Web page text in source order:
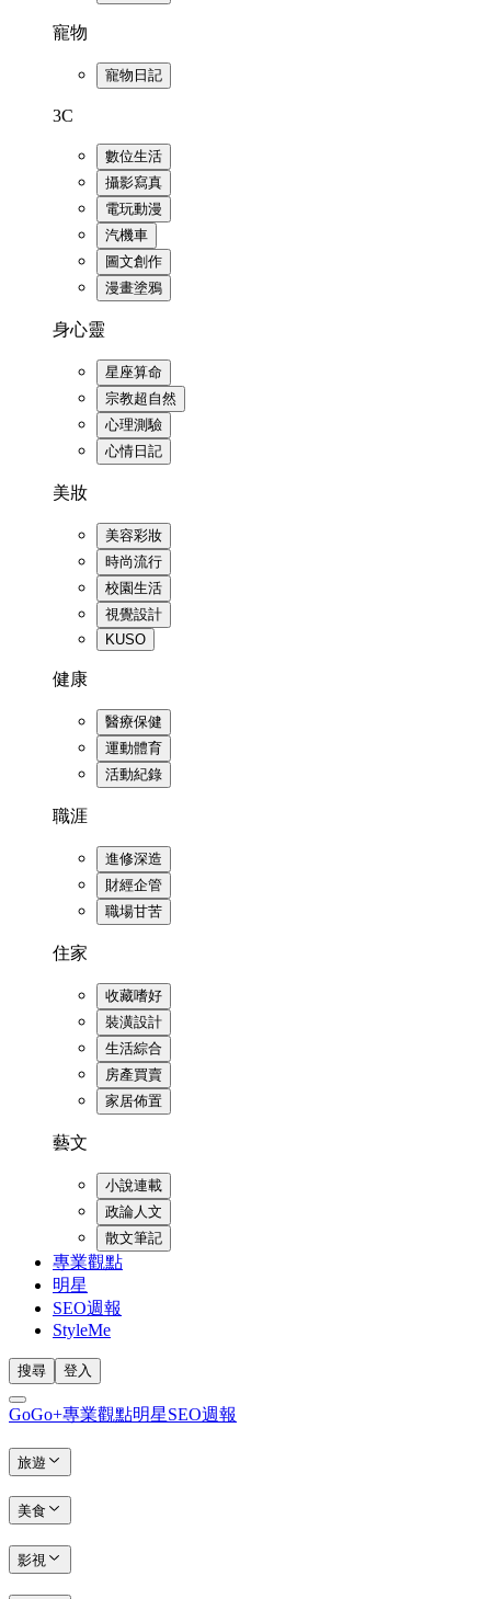
寵物
寵物日記
3C
數位生活
攝影寫真
電玩動漫
汽機車
圖文創作
漫畫塗鴉
身心靈
星座算命
宗教超自然
心理測驗
心情日記
美妝
美容彩妝
時尚流行
校園生活
視覺設計
KUSO
健康
醫療保健
運動體育
活動紀錄
職涯
進修深造
財經企管
職場甘苦
住家
收藏嗜好
裝潢設計
生活綜合
房產買賣
家居佈置
藝文
小說連載
政論人文
散文筆記
專業觀點
明星
SEO週報
StyleMe
搜尋 登入
GoGo+專業觀點明星SEO週報
旅遊
美食
影視